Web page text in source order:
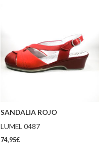
SANDALIA ROJO
LUMEL 0487
74,95€